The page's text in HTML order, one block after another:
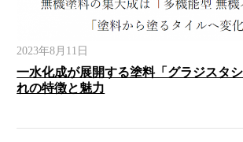
2023年8月11日
一水化成が展開する塗料「グラジスタ
れの特徴と魅力